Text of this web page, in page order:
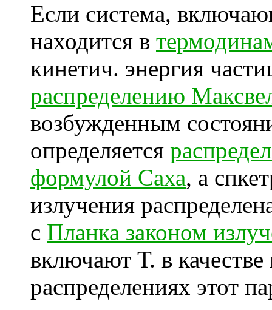
Если система,
находится в
кинетич. энергия
распределению
возбужденным
определяется
формулой Саха, а
излучения
с Планка законом
включают Т. в
распределениях этот